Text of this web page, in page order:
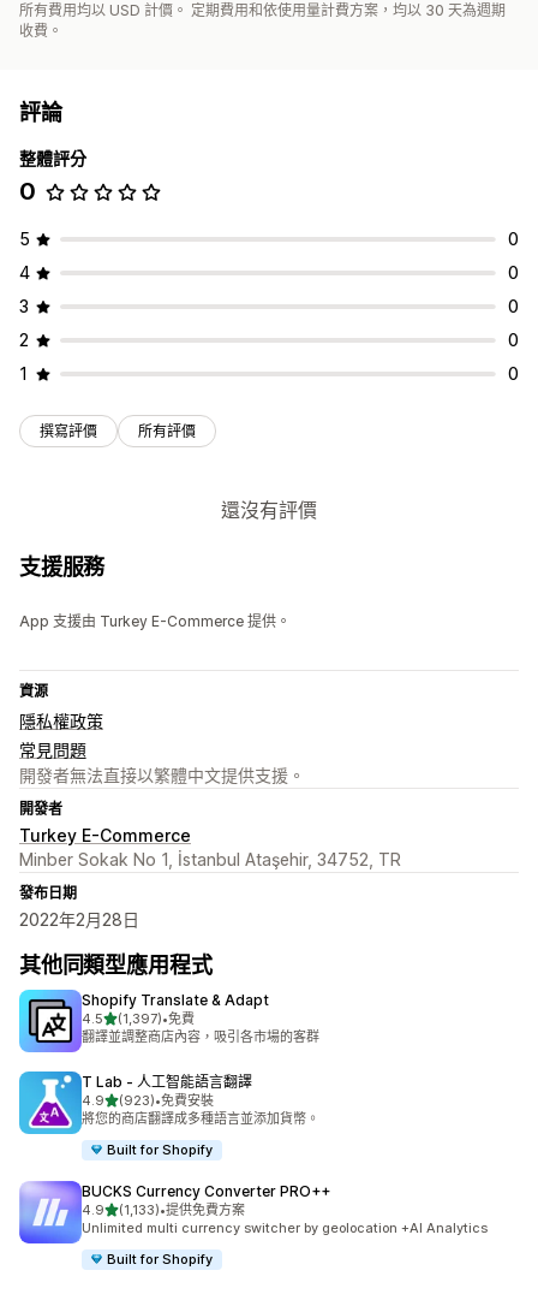
所有費用均以 USD 計價。 定期費用和依使用量計費方案，均以 30 天為週期
收費。
評論
整體評分
0
5
0
4
0
3
0
2
0
1
0
撰寫評價 所有評價
還沒有評價
支援服務
App 支援由 Turkey E-Commerce 提供。
資源
隱私權政策
常見問題
開發者無法直接以繁體中文提供支援。
開發者
Turkey E-Commerce
Minber Sokak No 1, İstanbul Ataşehir, 34752, TR
發布日期
2022年2月28日
其他同類型應用程式
Shopify Translate & Adapt
4.5滿分 5 顆星
(1,397)
共有 1397 則評價
•免費
翻譯並調整商店內容，吸引各市場的客群
T Lab ‑ 人工智能語言翻譯
4.9滿分 5 顆星
(923)
共有 923 則評價
•免費安裝
將您的商店翻譯成多種語言並添加貨幣。
Built for Shopify
BUCKS Currency Converter PRO++
4.9滿分 5 顆星
(1,133)
共有 1133 則評價
•提供免費方案
Unlimited multi currency switcher by geolocation +AI Analytics
Built for Shopify